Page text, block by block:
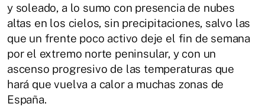
y soleado, a lo sumo con presencia de nubes
altas en los cielos, sin precipitaciones, salvo las
que un frente poco activo deje el fin de semana
por el extremo norte peninsular, y con un
ascenso progresivo de las temperaturas que
hará que vuelva a calor a muchas zonas de
España.